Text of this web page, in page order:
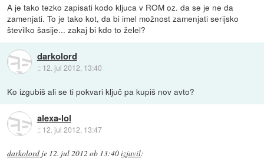
A je tako tezko zapisati kodo kljuca v ROM oz. da se je ne da
zamenjati. To je tako kot, da bi imel možnost zamenjati serijsko
številko šasije... zakaj bi kdo to želel?
darkolord
:: 12. jul 2012, 13:40
Ko izgubiš ali se ti pokvari ključ pa kupiš nov avto?
alexa-lol
:: 12. jul 2012, 13:47
darkolord je 12. jul 2012 ob 13:40izjavil: